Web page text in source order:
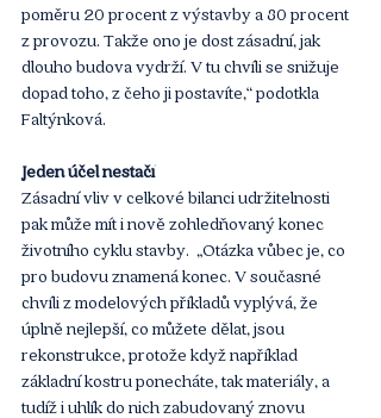
poměru 20 procent z výstavby a 80 procent
z provozu. Takže ono je dost zásadní, jak
dlouho budova vydrží. V tu chvíli se snižuje
dopad toho, z čeho ji postavíte,“ podotkla
Faltýnková.
Jeden účel nestačí
Zásadní vliv v celkové bilanci udržitelnosti
pak může mít i nově zohledňovaný konec
životního cyklu stavby.  „Otázka vůbec je, co
pro budovu znamená konec. V současné
chvíli z modelových příkladů vyplývá, že
úplně nejlepší, co můžete dělat, jsou
rekonstrukce, protože když například
základní kostru ponecháte, tak materiály, a
tudíž i uhlík do nich zabudovaný znovu